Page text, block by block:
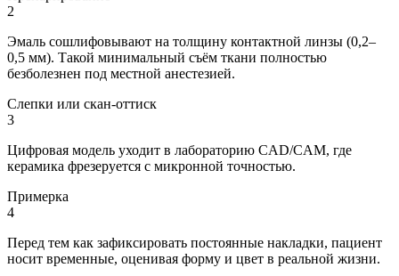
2
Эмаль сошлифовывают на толщину контактной линзы (0,2–
0,5 мм). Такой минимальный съём ткани полностью
безболезнен под местной анестезией.
Слепки или скан‐оттиск
3
Цифровая модель уходит в лабораторию CAD/CAM, где
керамика фрезеруется с микронной точностью.
Примерка
4
Перед тем как зафиксировать постоянные накладки, пациент
носит временные, оценивая форму и цвет в реальной жизни.